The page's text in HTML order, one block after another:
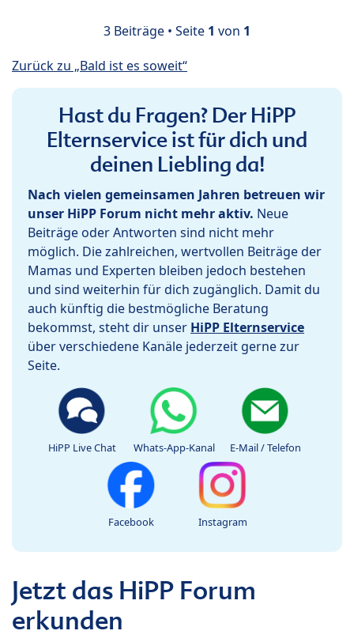
3 Beiträge • Seite 1 von 1
Zurück zu „Bald ist es soweit“
Hast du Fragen? Der HiPP
Elternservice ist für dich und
deinen Liebling da!
Nach vielen gemeinsamen Jahren betreuen wir
unser HiPP Forum nicht mehr aktiv. Neue
Beiträge oder Antworten sind nicht mehr
möglich. Die zahlreichen, wertvollen Beiträge der
Mamas und Experten bleiben jedoch bestehen
und sind weiterhin für dich zugänglich. Damit du
auch künftig die bestmögliche Beratung
bekommst, steht dir unser HiPP Elternservice
über verschiedene Kanäle jederzeit gerne zur
Seite.
HiPP Live Chat Whats-App-Kanal E-Mail / Telefon
Facebook Instagram
Jetzt das HiPP Forum
erkunden